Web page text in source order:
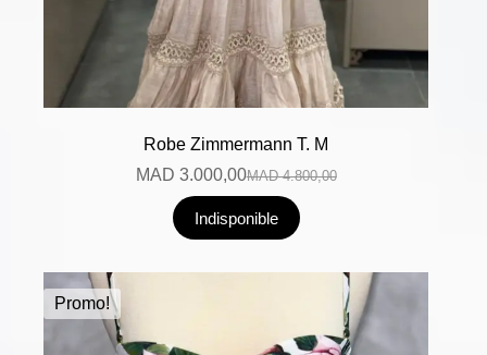
Robe Zimmermann T. M
MAD4.800,00
MAD 3.000,00
Indisponible
Promo!